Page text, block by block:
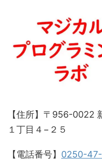
【住所】〒956-0022
１丁目４−２５
【電話番号】 0250-